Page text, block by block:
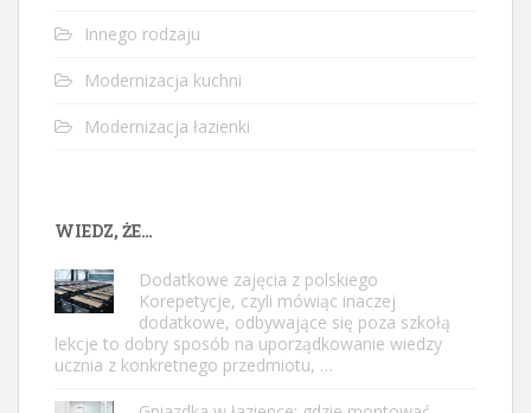
Innego rodzaju
Modernizacja kuchni
Modernizacja łazienki
WIEDZ, ŻE…
Dodatkowe zajęcia z polskiego
Korepetycje, czyli mówiąc inaczej
dodatkowe, odbywające się poza szkołą
lekcje to dobry sposób na uporządkowanie wiedzy
ucznia z konkretnego przedmiotu, …